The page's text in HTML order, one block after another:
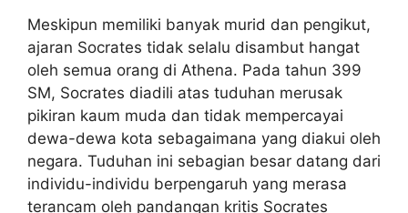
Meskipun memiliki banyak murid dan pengikut,
ajaran Socrates tidak selalu disambut hangat
oleh semua orang di Athena. Pada tahun 399
SM, Socrates diadili atas tuduhan merusak
pikiran kaum muda dan tidak mempercayai
dewa-dewa kota sebagaimana yang diakui oleh
negara. Tuduhan ini sebagian besar datang dari
individu-individu berpengaruh yang merasa
terancam oleh pandangan kritis Socrates